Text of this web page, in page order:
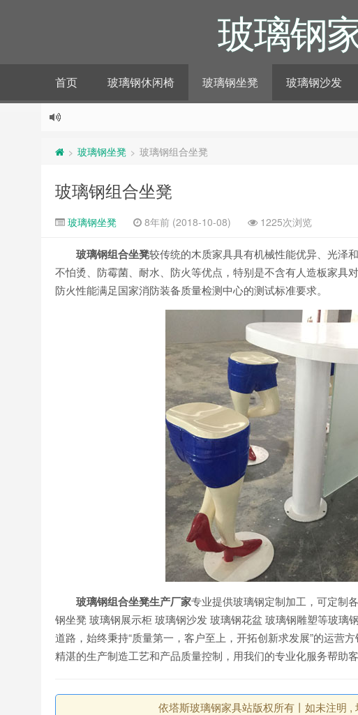
玻璃钢
首页 玻璃钢休闲椅 玻璃钢坐凳 玻璃钢沙发
> 玻璃钢坐凳 > 玻璃钢组合坐凳
玻璃钢组合坐凳
玻璃钢坐凳 8年前 (2018-10-08) 1225次浏览
玻璃钢组合坐凳较传统的木质家具具有机械性能优异、光泽
不怕烫、防霉菌、耐水、防火等优点，特别是不含有人造板家具
防火性能满足国家消防装备质量检测中心的测试标准要求。
玻璃钢组合坐凳生产厂家专业提供玻璃钢定制加工，可定制
钢坐凳 玻璃钢展示柜 玻璃钢沙发 玻璃钢花盆 玻璃钢雕塑等玻璃
道路，始终秉持“质量第一，客户至上，开拓创新求发展”的运营
精湛的生产制造工艺和产品质量控制，用我们的专业化服务帮助客
依塔斯玻璃钢家具站版权所有丨如未注明 ,